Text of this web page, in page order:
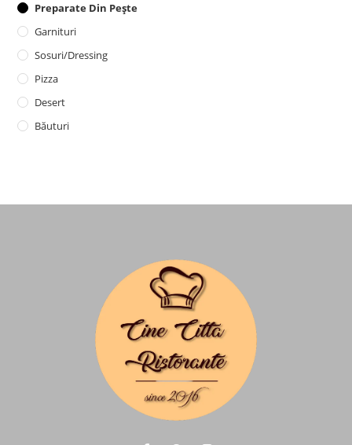
Preparate Din Pește
Garnituri
Sosuri/dressing
Pizza
Desert
Băuturi